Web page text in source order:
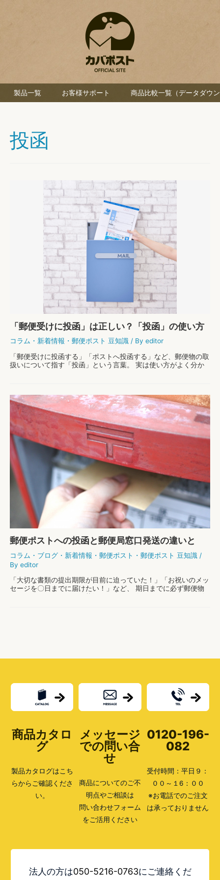
製品一覧 お客様サポート 商品比較一覧（データダウ
投函
「郵便受けに投函」は正しい？「投函」の使い方
は？
コラム ・ 新着情報 ・ 郵便ポスト 豆知識 / By editor
「郵便受けに投函する」「ポストへ投函する」など、郵便物の取
扱いについて指す「投函」という言葉。 実は使い方がよく分か
「郵
け
に
投
函」
は
正
し
い？
「投
函」
は？
もっと読む »
郵便ポストへの投函と郵便局窓口発送の違いと
は？早く届くのは？
コラム ・ ブログ ・ 新着情報 ・ 郵便ポスト ・ 郵便ポスト 豆知識 /
By editor
「大切な書類の提出期限が目前に迫っていた！」「お祝いのメッ
セージを〇日までに届けたい！」など、 期日までに必ず郵便物
ト
投
郵
窓
口
の
違
い
は？
商品カタロ
グ
製品カタログはこち
らからご確認くださ
い。
メッセージ
での問い合
せ
商品についてのご不
明点やご相談は
問い合わせフォーム
をご活用ください
0120-196-
082
受付時間：平日９：
００～１6：００
※お電話でのご注文
は承っておりません
法人の方は050-5216-0763にご連絡くだ